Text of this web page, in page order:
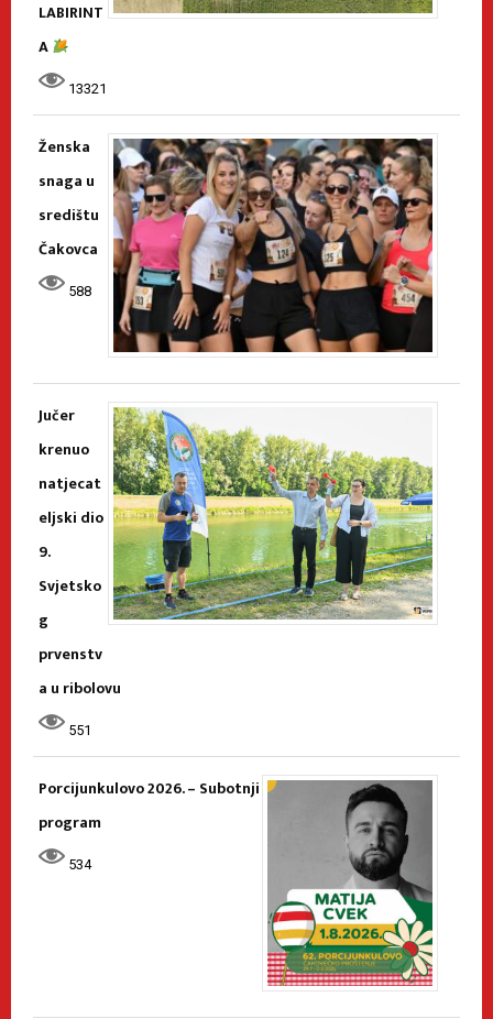
LABIRINT
A
13321
Ženska
snaga u
središtu
Čakovca
588
Jučer
krenuo
natjecat
eljski dio
9.
Svjetsko
g
prvenstv
a u ribolovu
551
Porcijunkulovo 2026. – Subotnji
program
534